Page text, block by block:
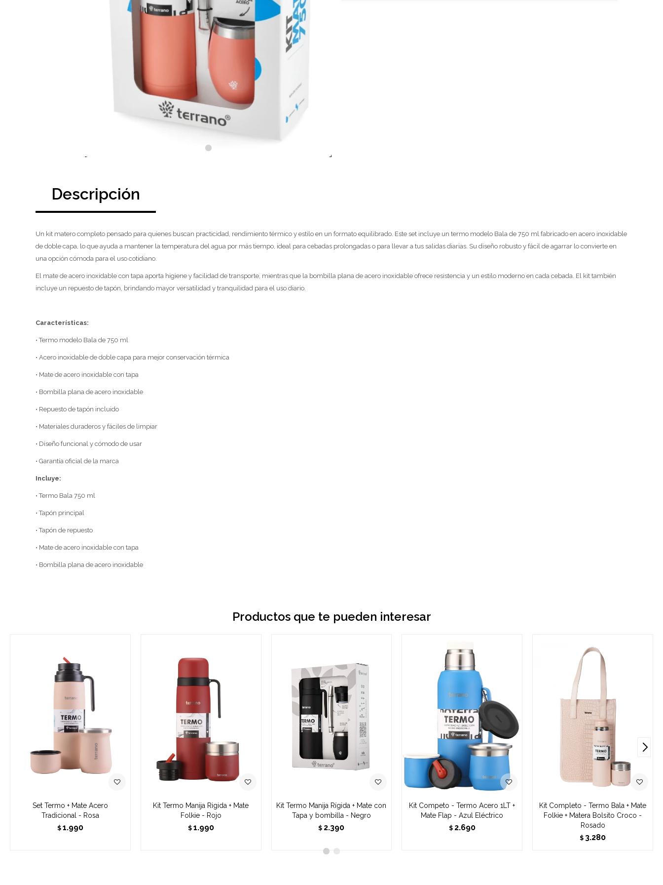
Descripción
Un kit matero completo pensado para quienes buscan practicidad, rendimiento térmico y estilo en un formato equilibrado. Este set incluye un termo modelo Bala de 750 ml fabricado en acero inoxidable
de doble capa, lo que ayuda a mantener la temperatura del agua por más tiempo, ideal para cebadas prolongadas o para llevar a tus salidas diarias. Su diseño robusto y fácil de agarrar lo convierte en
una opción cómoda para el uso cotidiano.
El mate de acero inoxidable con tapa aporta higiene y facilidad de transporte, mientras que la bombilla plana de acero inoxidable ofrece resistencia y un estilo moderno en cada cebada. El kit también
incluye un repuesto de tapón, brindando mayor versatilidad y tranquilidad para el uso diario.
Características:
• Termo modelo Bala de 750 ml
• Acero inoxidable de doble capa para mejor conservación térmica
• Mate de acero inoxidable con tapa
• Bombilla plana de acero inoxidable
• Repuesto de tapón incluido
• Materiales duraderos y fáciles de limpiar
• Diseño funcional y cómodo de usar
• Garantía oficial de la marca
Incluye:
• Termo Bala 750 ml
• Tapón principal
• Tapón de repuesto
• Mate de acero inoxidable con tapa
• Bombilla plana de acero inoxidable
Productos que te pueden interesar
Set Termo + Mate Acero
Tradicional - Rosa
$ 1.990
Kit Termo Manija Rigida + Mate
Folkie - Rojo
$ 1.990
Kit Termo Manija Rígida + Mate con
Tapa y bombilla - Negro
$ 2.390
Kit Competo - Termo Acero 1LT +
Mate Flap - Azul Eléctrico
$ 2.690
Kit Completo - Termo Bala + Mate
Folkie + Matera Bolsito Croco -
Rosado
$ 3.280